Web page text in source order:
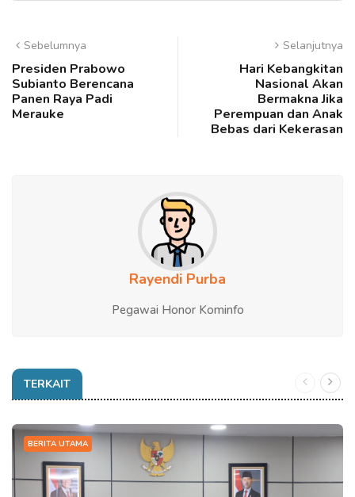
Sebelumnya
Presiden Prabowo
Subianto Berencana
Panen Raya Padi
Merauke
Selanjutnya
Hari Kebangkitan
Nasional Akan
Bermakna Jika
Perempuan dan Anak
Bebas dari Kekerasan
Rayendi Purba
Pegawai Honor Kominfo
TERKAIT
BERITA UTAMA